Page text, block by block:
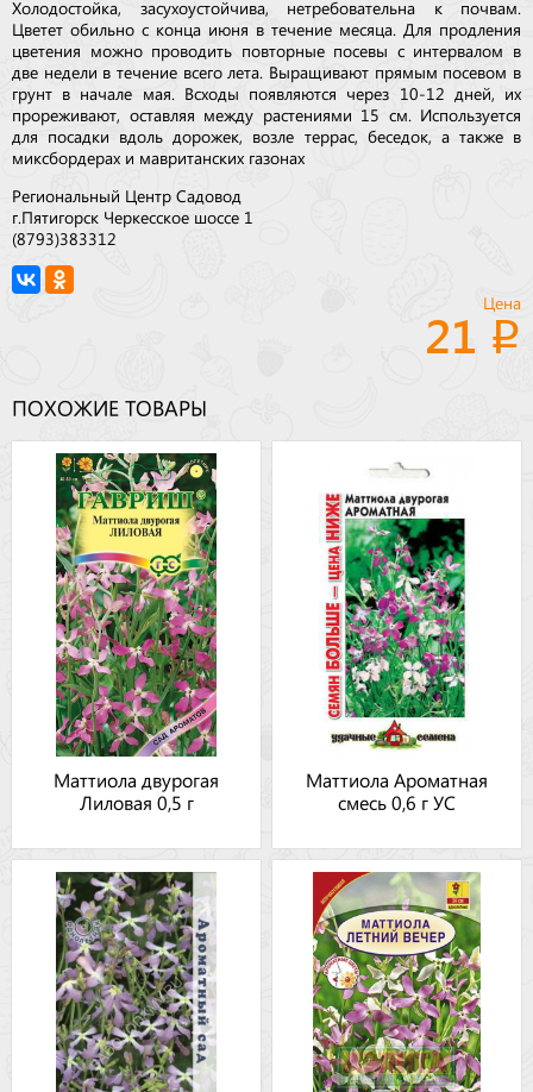
Холодостойка, засухоустойчива, нетребовательна к почвам.
Цветет обильно с конца июня в течение месяца. Для продления
цветения можно проводить повторные посевы с интервалом в
две недели в течение всего лета. Выращивают прямым посевом в
грунт в начале мая. Всходы появляются через 10-12 дней, их
прореживают, оставляя между растениями 15 см. Используется
для посадки вдоль дорожек, возле террас, беседок, а также в
миксбордерах и мавританских газонах
Региональный Центр Садовод
г.Пятигорск Черкесское шоссе 1
(8793)383312
Цена
21
ПОХОЖИЕ ТОВАРЫ
Маттиола двурогая
Лиловая 0,5 г
Маттиола Ароматная
смесь 0,6 г УС